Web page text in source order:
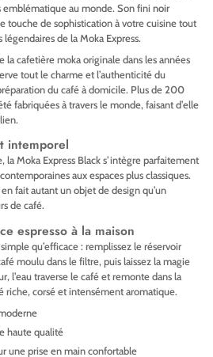
au monde. Son fini noir
touche de sophistication à votre cuisine tout
de la Moka Express.
la cafetière moka originale dans les années
tout le charme et l’authenticité du
du café à domicile. Plus de200
fabriquées à travers le monde, faisant d’elle
intemporel
Moka Express Black s’intègre parfaitement
aux espaces plus classiques.
fait autant un objet de design qu’un
de café.
espresso à la maison
qu’efficace : remplissez le réservoir
moulu dans le filtre, puis laissez la magie
l’eau traverse le café et remonte dans la
riche, corsé et intensément aromatique.
haute qualité
une prise en main confortable